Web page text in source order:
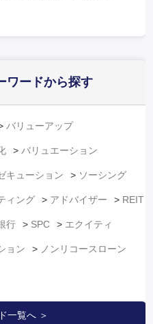
ワードから探す
バリューアップ
バリュエーション
キューション ソーシング
ィング アドバイザー REIT
行 SPC エクイティ
ョン ノンリコースローン
一覧へ ＞